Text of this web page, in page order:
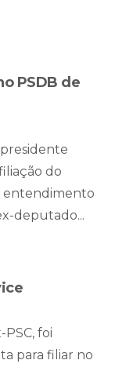
PSDB de
do
entendimento
deputado...
foi
para filiar no